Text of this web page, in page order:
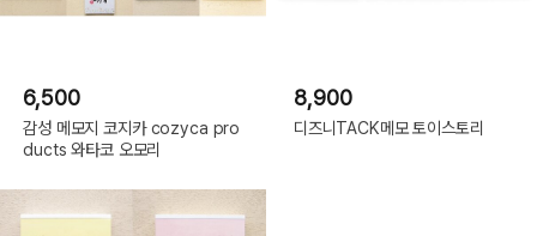
6,500
감성 메모지 코지카 cozyca pro
ducts 와타코 오모리
8,900
디즈니TACK메모 토이스토리